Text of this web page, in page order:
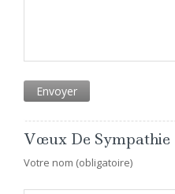
Vœux De Sympathie
Votre nom (obligatoire)